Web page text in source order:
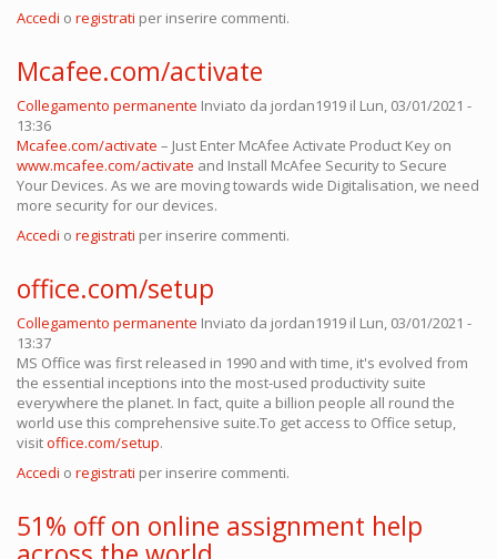
Accedi o registrati per inserire commenti.
Mcafee.com/activate
Collegamento permanente Inviato da jordan1919 il Lun, 03/01/2021 -
13:36
Mcafee.com/activate – Just Enter McAfee Activate Product Key on
www.mcafee.com/activate and Install McAfee Security to Secure
Your Devices. As we are moving towards wide Digitalisation, we need
more security for our devices.
Accedi o registrati per inserire commenti.
office.com/setup
Collegamento permanente Inviato da jordan1919 il Lun, 03/01/2021 -
13:37
MS Office was first released in 1990 and with time, it's evolved from
the essential inceptions into the most-used productivity suite
everywhere the planet. In fact, quite a billion people all round the
world use this comprehensive suite.To get access to Office setup,
visitoffice.com/setup.
Accedi o registrati per inserire commenti.
51% off on online assignment help